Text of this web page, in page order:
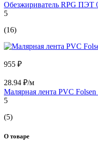
Обезжириватель RPG ПЭТ
5
(16)
955 ₽
28.94 ₽/м
Малярная лента PVC
5
(5)
О товаре